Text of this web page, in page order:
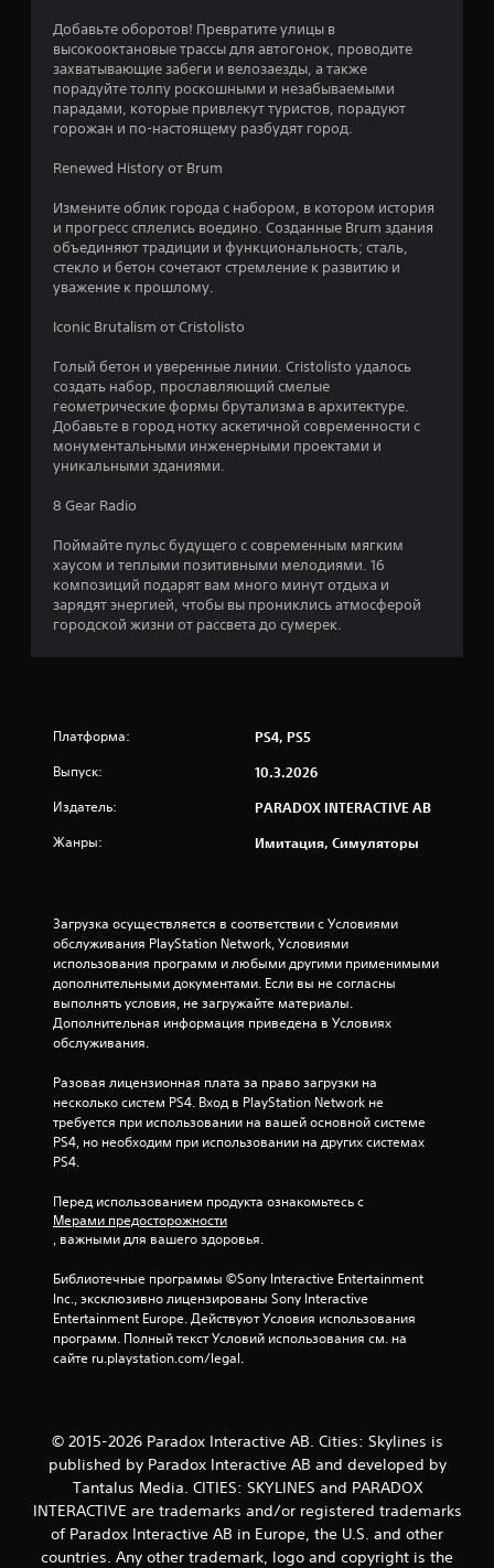
и
в
е
н
а
о
о
в
4
о
н
Добавьте оборотов! Превратите улицы в
высокооктановые трассы для автогонок, проводите
захватывающие забеги и велозаезды, а также
порадуйте толпу роскошными и незабываемыми
парадами, которые привлекут туристов, порадуют
горожан и по-настоящему разбудят город.
Renewed History от Brum
Измените облик города с набором, в котором история
и прогресс сплелись воедино. Созданные Brum здания
объединяют традиции и функциональность; сталь,
стекло и бетон сочетают стремление к развитию и
уважение к прошлому.
Iconic Brutalism от Cristolisto
Голый бетон и уверенные линии. Cristolisto удалось
создать набор, прославляющий смелые
геометрические формы брутализма в архитектуре.
Добавьте в город нотку аскетичной современности с
монументальными инженерными проектами и
уникальными зданиями.
8 Gear Radio
Поймайте пульс будущего с современным мягким
хаусом и теплыми позитивными мелодиями. 16
композиций подарят вам много минут отдыха и
зарядят энергией, чтобы вы прониклись атмосферой
городской жизни от рассвета до сумерек.
Платформа: PS4, PS5
Выпуск: 10.3.2026
Издатель: PARADOX INTERACTIVE AB
Жанры: Имитация, Симуляторы
Загрузка осуществляется в соответствии с Условиями
обслуживания PlayStation Network, Условиями
использования программ и любыми другими применимыми
дополнительными документами. Если вы не согласны
выполнять условия, не загружайте материалы.
Дополнительная информация приведена в Условиях
обслуживания.
Разовая лицензионная плата за право загрузки на
несколько систем PS4. Вход в PlayStation Network не
требуется при использовании на вашей основной системе
PS4, но необходим при использовании на других системах
PS4.
Перед использованием продукта ознакомьтесь с
Мерами предосторожности
, важными для вашего здоровья.
Библиотечные программы ©Sony Interactive Entertainment
Inc., эксклюзивно лицензированы Sony Interactive
Entertainment Europe. Действуют Условия использования
программ. Полный текст Условий использования см. на
сайте ru.playstation.com/legal.
© 2015-2026 Paradox Interactive AB. Cities: Skylines is
published by Paradox Interactive AB and developed by
Tantalus Media. CITIES: SKYLINES and PARADOX
INTERACTIVE are trademarks and/or registered trademarks
of Paradox Interactive AB in Europe, the U.S. and other
countries. Any other trademark, logo and copyright is the